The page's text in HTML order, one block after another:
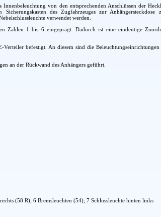
von den entsprechenden Anschlüssen der
des Zugfahrzeuges zur
verwendet werden.
Zahlen 1 bis 6 eingeprägt. Dadurch ist eine eindeutige
befestigt. An diesem sind die
an der Rückwand des Anhängers geführt.
(58 R); 6 Bremsleuchten (54); 7 Schlussleuchte hinten links